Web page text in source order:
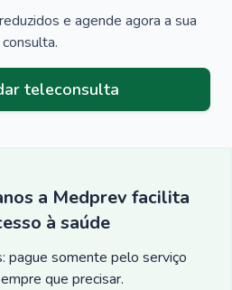
e agende agora a sua
consulta.
teleconsulta
a Medprev facilita
à saúde
pague somente pelo serviço
que precisar.